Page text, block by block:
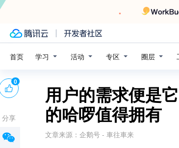
首页 学习 活动 专区 圈层
用户的需求便是
的哈啰值得拥有
文章来源： 企鹅号 - 車往車来
0
分享